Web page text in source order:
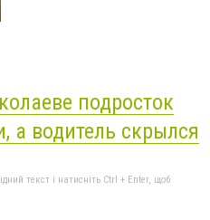
подросток
а водитель скрылся
текст і натисніть Ctrl + Enter, щоб